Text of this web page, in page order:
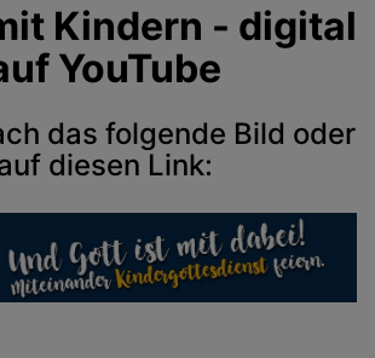
Kindern - digital
YouTube
das folgende Bild oder
diesen Link: